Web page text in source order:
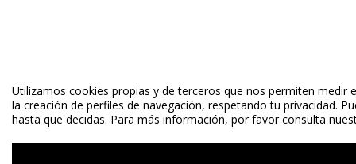
Utilizamos cookies propias y de terceros que nos permiten
la creación de perfiles de navegación, respetando tu privacidad.
hasta que decidas. Para más información, por favor consulta